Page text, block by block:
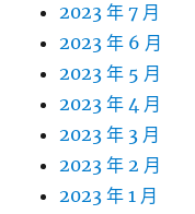
2023 年 7 月
2023 年 6 月
2023 年 5 月
2023 年 4 月
2023 年 3 月
2023 年 2 月
2023 年 1 月